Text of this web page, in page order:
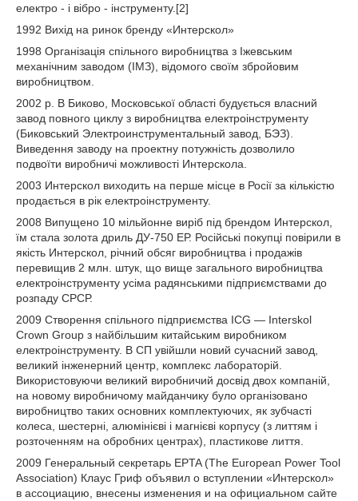
електро - і вібро - інструменту.[2]
1992 Вихід на ринок бренду «Интерскол»
1998 Організація спільного виробництва з Іжевським
механічним заводом (ІМЗ), відомого своїм збройовим
виробництвом.
2002 р. В Биково, Московської області будується власний
завод повного циклу з виробництва електроінструменту
(Биковський Электроинструментальный завод, БЭЗ).
Виведення заводу на проектну потужність дозволило
подвоїти виробничі можливості Интерскола.
2003 Интерскол виходить на перше місце в Росії за кількістю
продається в рік електроінструменту.
2008 Випущено 10 мільйонне виріб під брендом Интерскол,
їм стала золота дриль ДУ-750 ЕР. Російські покупці повірили в
якість Интерскол, річний обсяг виробництва і продажів
перевищив 2 млн. штук, що вище загального виробництва
електроінструменту усіма радянськими підприємствами до
розпаду СРСР.
2009 Створення спільного підприємства ICG — Interskol
Crown Group з найбільшим китайським виробником
електроінструменту. В СП увійшли новий сучасний завод,
великий інженерний центр, комплекс лабораторій.
Використовуючи великий виробничий досвід двох компаній,
на новому виробничому майданчику було організовано
виробництво таких основних комплектуючих, як зубчасті
колеса, шестерні, алюмінієві і магнієві корпусу (з литтям і
розточенням на обробних центрах), пластикове лиття.
2009 Генеральный секретарь EPTA (The European Power Tool
Association) Клаус Гриф объявил о вступлении «Интерскол»
в ассоциацию, внесены изменения и на официальном сайте